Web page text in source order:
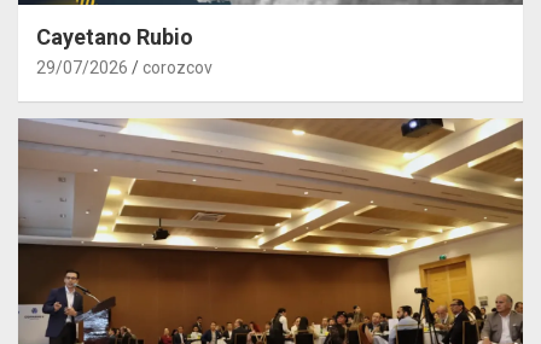
Cayetano Rubio
29/07/2026 corozcov